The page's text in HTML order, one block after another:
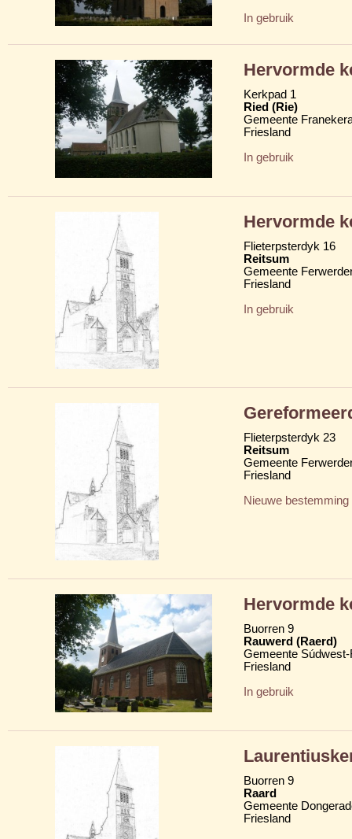
In gebruik
Hervormde
Kerkpad 1
Ried (Rie)
Gemeente
Friesland
In gebruik
Hervormde
Flieterpsterdyk 16
Reitsum
Gemeente
Friesland
In gebruik
Flieterpsterdyk 23
Reitsum
Gemeente
Friesland
Nieuwe bestemming
Hervormde
Buorren 9
Rauwerd (Raerd)
Gemeente
Friesland
In gebruik
Buorren 9
Raard
Gemeente
Friesland